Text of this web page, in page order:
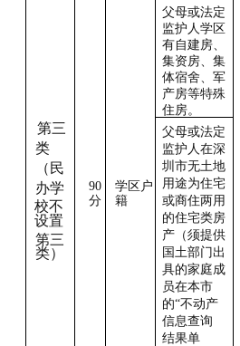
第三
类
（民
办学
校不
设置
第三
类）
90
分
学区户
籍
父母或法定
监护人学区
有自建房、
集资房、集
体宿舍、军
产房等特殊
住房。
父母或法定
监护人在深
圳市无土地
用途为住宅
或商住两用
的住宅类房
产（须提供
国土部门出
具的家庭成
员在本市
的“不动产
信息查询
结果单